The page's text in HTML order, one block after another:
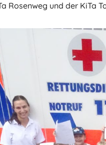
Rosenweg und der KiTa